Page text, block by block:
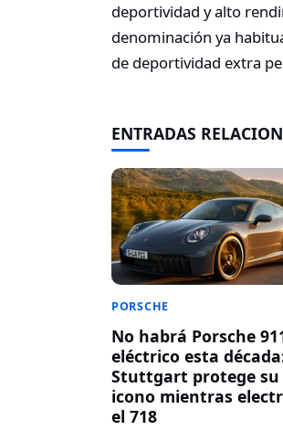
deportividad y alto
denominación ya
de deportividad extra
ENTRADAS
PORSCHE
No habrá Porsche
eléctrico esta
Stuttgart protege su
icono mientras
el 718